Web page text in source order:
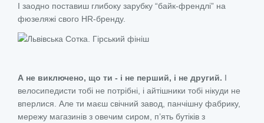
І заодно поставиш глибоку зарубку “байк-френдлі” на
фюзеляжі свого HR-бренду.
А не виключено, що ти - і не перший, і не другий. І
велосипедисти тобі не потрібні, і айтішники тобі нікуди не
вперлися. Але ти маєш свічний завод, панчішну фабрику,
мережу магазинів з овечим сиром, п’ять бутіків з